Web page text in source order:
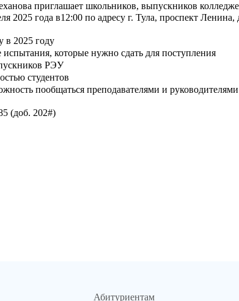
приглашает школьников, выпускников
2025 года в12:00 по адресу г. Тула, проспект Ленина,
в 2025 году
которые нужно сдать для поступления
РЭУ
студентов
пообщаться преподавателями и
(доб. 202#)
Абитуриентам